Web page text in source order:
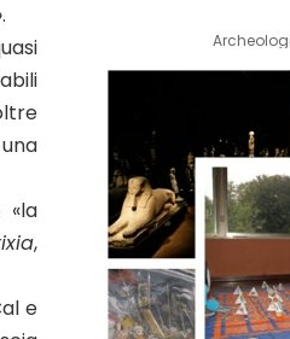
«la
,
e